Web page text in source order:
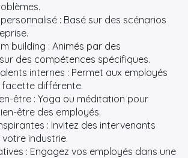
: Basé sur des scénarios
building : Animés par des
des compétences spécifiques.
internes : Permet aux employés
différente.
être : Yoga ou méditation pour
être des employés.
: Invitez des intervenants
industrie.
: Engagez vos employés dans une